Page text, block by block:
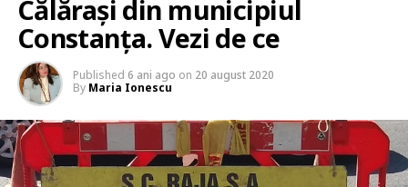
Călărași din municipiul
Constanța. Vezi de ce
Published 6 ani ago on 20 august 2020
By Maria Ionescu